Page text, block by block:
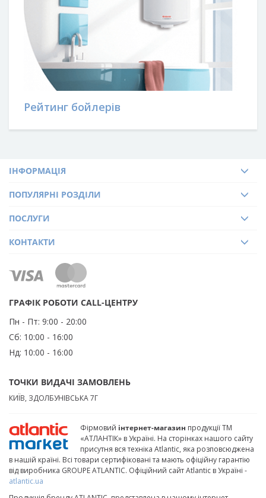
Рейтинг бойлерів
Фірмовий інтернет-магазин продукції ТМ
«АТЛАНТІК» в Україні. На сторінках нашого сайту
присутня вся техніка Atlantic, яка розповсюджена
в нашій країні. Всі товари сертифіковані та мають офіційну гарантію
від виробника GROUPE ATLANTIC. Офіційний сайт Atlantic в Україні -
atlantic.ua
ІНФОРМАЦІЯ
ПОПУЛЯРНІ РОЗДІЛИ
ПОСЛУГИ
ГРАФІК РОБОТИ CALL-ЦЕНТРУ
Пн - Пт: 9:00 - 20:00
Сб: 10:00 - 16:00
Нд: 10:00 - 16:00
ТОЧКИ ВИДАЧІ ЗАМОВЛЕНЬ
КИЇВ, ЗДОЛБУНІВСЬКА 7Г
КОНТАКТИ